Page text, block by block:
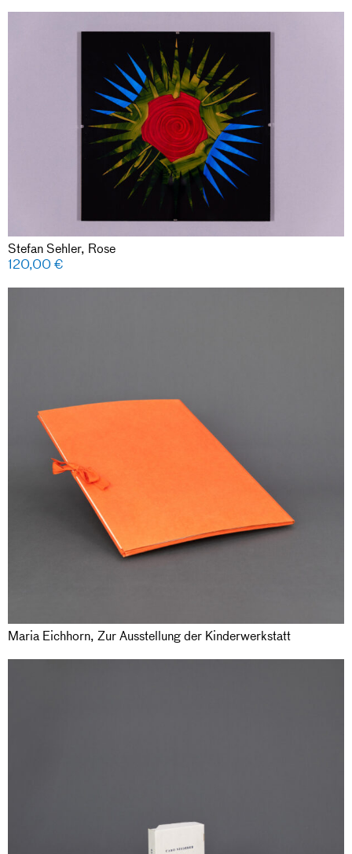
Stefan Sehler, Rose
120,00€
Maria Eichhorn, Zur Ausstellung der Kinderwerkstatt